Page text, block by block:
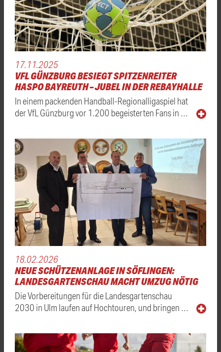
17.11.2025
VFL GÜNZBURG BESIEGT SPITZENREITER
HASPO BAYREUTH – JUBEL IN DER REBAYHALLE
In einem packenden Handball-Regionalligaspiel hat
der VfL Günzburg vor 1.200 begeisterten Fans in …
18.02.2026
NEUE SCHÜTZENANLAGE IN SÖFLINGEN:
LANDESGARTENSCHAU MACHT UMZUG NÖTIG
Die Vorbereitungen für die Landesgartenschau
2030 in Ulm laufen auf Hochtouren, und bringen …